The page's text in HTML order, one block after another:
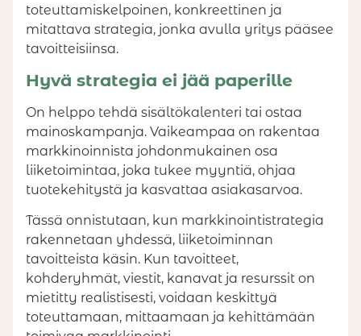
toteuttamiskelpoinen, konkreettinen ja
mitattava strategia, jonka avulla yritys pääsee
tavoitteisiinsa.
Hyvä strategia ei jää paperille
On helppo tehdä sisältökalenteri tai ostaa
mainoskampanja. Vaikeampaa on rakentaa
markkinoinnista johdonmukainen osa
liiketoimintaa, joka tukee myyntiä, ohjaa
tuotekehitystä ja kasvattaa asiakasarvoa.
Tässä onnistutaan, kun markkinointistrategia
rakennetaan yhdessä, liiketoiminnan
tavoitteista käsin. Kun tavoitteet,
kohderyhmät, viestit, kanavat ja resurssit on
mietitty realistisesti, voidaan keskittyä
toteuttamaan, mittaamaan ja kehittämään